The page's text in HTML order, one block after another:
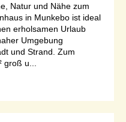
Natur und Nähe zum
in Munkebo ist ideal
erholsamen Urlaub
Umgebung
und Strand. Zum
u...